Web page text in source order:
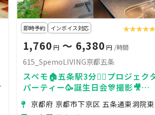
即時予約 インボイス対応 ★★★★★
1,760 円 〜 6,380 円 /時間
615_SpemoLIVING京都五条
スペモ🏠五条駅3分🚶‍♀️プロジェ
パーティー🥳誕生日会🎊撮影🎥
615_SpemoLIVING京都五条